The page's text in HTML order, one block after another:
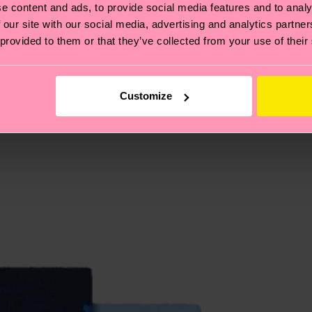
content and ads, to provide social media features and to
site with our social media, advertising and analytics
to them or that they’ve collected from your use of
Customize
et aux certifications : il s'agit aussi de mettre en
la date d'expédition est de3 à 6 jours ouvrables.
page